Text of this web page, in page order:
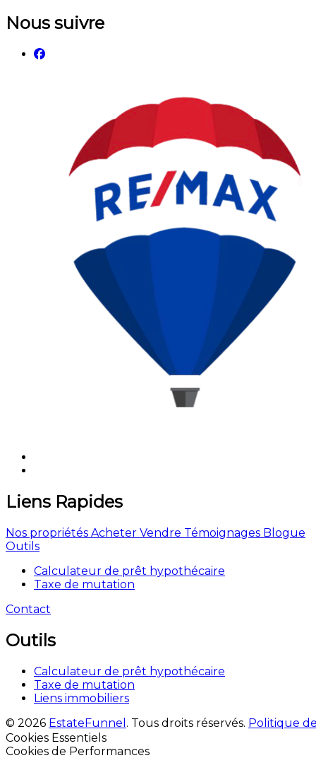
Nous suivre
Liens Rapides
Nos propriétés Acheter Vendre Témoignages Blogue
Outils
Calculateur de prêt hypothécaire
Taxe de mutation
Contact
Outils
Calculateur de prêt hypothécaire
Taxe de mutation
Liens immobiliers
© 2026 EstateFunnel . Tous droits réservés. Politique
Activer
Cookies Essentiels
Activer
Cookies de Performances